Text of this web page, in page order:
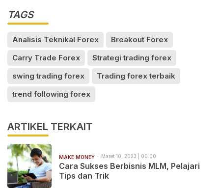
TAGS
Analisis Teknikal Forex
Breakout Forex
Carry Trade Forex
Strategi trading forex
swing trading forex
Trading forex terbaik
trend following forex
ARTIKEL TERKAIT
MAKE MONEY Maret 10, 2023 | 00:00
Cara Sukses Berbisnis MLM, Pelajari
Tips dan Trik